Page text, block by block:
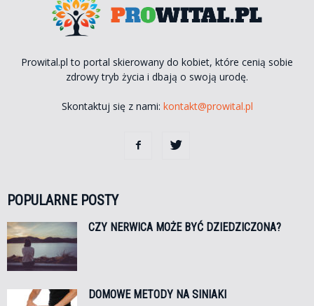
Prowital.pl to portal skierowany do kobiet, które cenią sobie
zdrowy tryb życia i dbają o swoją urodę.
Skontaktuj się z nami: kontakt@prowital.pl
POPULARNE POSTY
CZY NERWICA MOŻE BYĆ DZIEDZICZONA?
DOMOWE METODY NA SINIAKI